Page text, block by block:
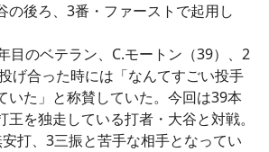
の後ろ、3番・ファーストで起用し
目のベテラン、C.モートン（39）、2
げ合った時には「なんてすごい投手
いた」と称賛していた。今回は39本
王を独走している打者・大谷と対戦。
打、3三振と苦手な相手となってい